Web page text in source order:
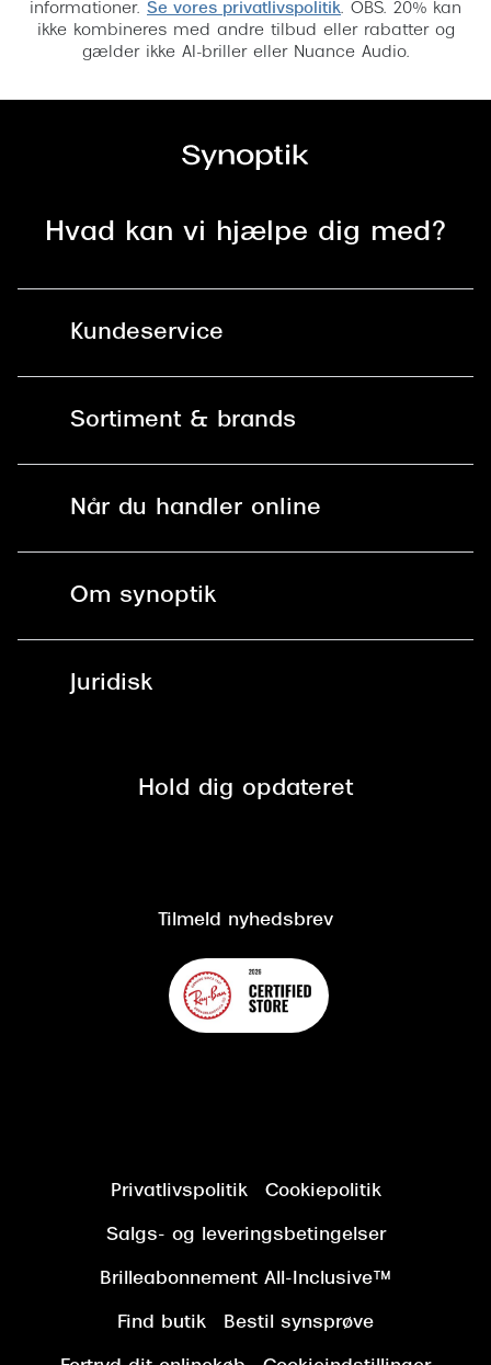
informationer. Se vores privatlivspolitik. OBS. 20% kan
ikke kombineres med andre tilbud eller rabatter og
gælder ikke AI-briller eller Nuance Audio.
Hvad kan vi hjælpe dig med?
Kundeservice
Spørgsmål & svar (FAQ)
Brilleabonnement All-Inclusive™
Sortiment & brands
Brillerens
Når du handler online
Spørgsmål & svar (FAQ)
Om synoptik
Juridisk
Cookiepolitik
Hold dig opdateret
Tilmeld nyhedsbrev
Privatlivspolitik Cookiepolitik
Salgs- og leveringsbetingelser
Brilleabonnement All-Inclusive™
Find butik Bestil synsprøve